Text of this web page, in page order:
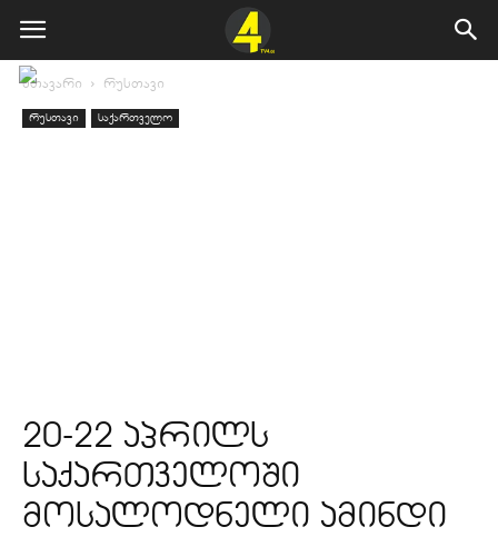
მთავარი რუსთავი
რუსთავი საქართველო
20-22 აპრილს
საქართველოში
მოსალოდნელი ამინდი